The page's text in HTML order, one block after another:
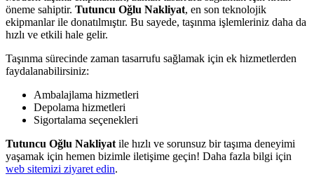
öneme sahiptir. Tutuncu Oğlu Nakliyat, en son teknolojik
ekipmanlar ile donatılmıştır. Bu sayede, taşınma işlemleriniz daha da
hızlı ve etkili hale gelir.
Taşınma sürecinde zaman tasarrufu sağlamak için ek hizmetlerden
faydalanabilirsiniz:
Ambalajlama hizmetleri
Depolama hizmetleri
Sigortalama seçenekleri
Tutuncu Oğlu Nakliyat ile hızlı ve sorunsuz bir taşıma deneyimi
yaşamak için hemen bizimle iletişime geçin! Daha fazla bilgi için
web sitemizi ziyaret edin.